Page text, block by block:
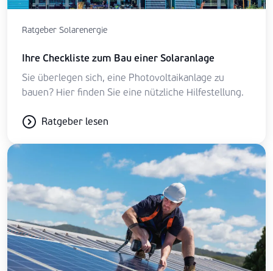
Ratgeber Solarenergie
Ihre Checkliste zum Bau einer Solaranlage
Sie überlegen sich, eine Photovoltaikanlage zu
bauen? Hier finden Sie eine nützliche Hilfestellung.
Ratgeber lesen